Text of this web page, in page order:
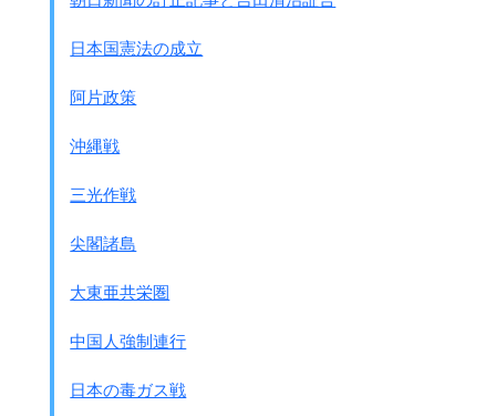
致し方ないことだという。
抗日分子と敗残兵は徹底的に掃蕩せよとの、
掃蕩は厳しいものである。
● 第9師団歩兵第7連隊の兵士の日記
今日も市内の残敵掃蕩にあたり、
大勢の人員が狩り出されてくる。
靴づれのある者、面タコのある者、
きわめて姿勢のよい者、
昨日の21名と共に射殺する。
日本国憲法の成立
阿片政策
沖縄戦
三光作戦
尖閣諸島
大東亜共栄圏
中国人強制連行
日本の毒ガス戦